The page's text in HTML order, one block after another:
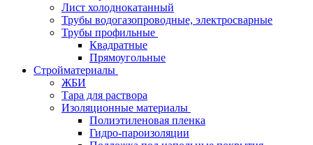
Лист холоднокатанный
Трубы водогазопроводные, электросварные
Трубы профильные
Квадратные
Прямоугольные
Стройматериалы
ЖБИ
Тара для раствора
Изоляционные материалы
Полиэтиленовая пленка
Гидро-пароизоляции